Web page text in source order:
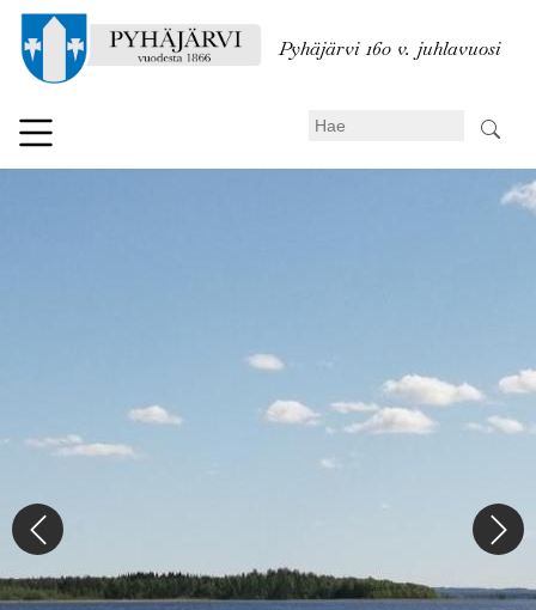
pääsisältöön
Pyhäjärvi 160 v. juhlavuosi
Search